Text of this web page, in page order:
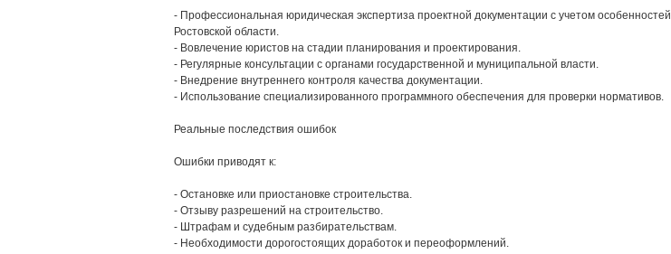
- Профессиональная юридическая экспертиза проектной документации с учетом особенностей
Ростовской области.
- Вовлечение юристов на стадии планирования и проектирования.
- Регулярные консультации с органами государственной и муниципальной власти.
- Внедрение внутреннего контроля качества документации.
- Использование специализированного программного обеспечения для проверки нормативов.
Реальные последствия ошибок
Ошибки приводят к:
- Остановке или приостановке строительства.
- Отзыву разрешений на строительство.
- Штрафам и судебным разбирательствам.
- Необходимости дорогостоящих доработок и переоформлений.